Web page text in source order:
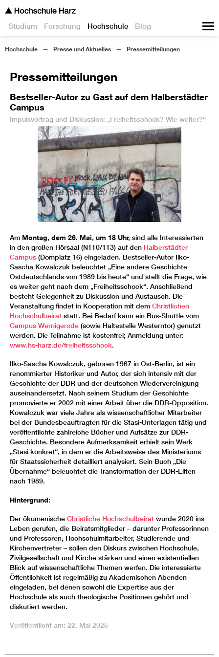
Studium Forschung Hochschule Blog
Hochschule Presse und Aktuelles Pressemitteilungen
Pressemitteilungen
Bestseller-Autor zu Gast auf dem Halberstädter
Campus
Impulsvortrag und Diskussion: „Freiheitsschock? Wie weiter?“
an der Hochschule Harz in Halberstadt; in seinem
Impulsvortrag beleuchtet er eine andere Geschichte
Ostdeutschlands von 1989 bis heute und fragt:
„Freiheitsschock? Wie weiter?“ Foto: Ekkovon
Schwichow
Am Montag, dem 26. Mai, um 18 Uhr, sind alle Interessierten
in den großen Hörsaal (N110/113) auf den Halberstädter
Campus (Domplatz 16) eingeladen. Bestseller-Autor Ilko-
Sascha Kowalczuk beleuchtet „Eine andere Geschichte
Ostdeutschlands von 1989 bis heute“ und stellt die Frage, wie
es weiter geht nach dem „Freiheitsschock“. Anschließend
besteht Gelegenheit zu Diskussion und Austausch. Die
Veranstaltung findet in Kooperation mit dem Christlichen
Hochschulbeirat statt. Bei Bedarf kann ein Bus-Shuttle vom
Campus Wernigerode (sowie Haltestelle Westerntor) genutzt
werden. Die Teilnahme ist kostenfrei; Anmeldung unter:
www.hs-harz.de/freiheitsschock.
Ilko-Sascha Kowalczuk, geboren 1967 in Ost-Berlin, ist ein
renommierter Historiker und Autor, der sich intensiv mit der
Geschichte der DDR und der deutschen Wiedervereinigung
auseinandersetzt. Nach seinem Studium der Geschichte
promovierte er 2002 mit einer Arbeit über die DDR-Opposition.
Kowalczuk war viele Jahre als wissenschaftlicher Mitarbeiter
bei der Bundesbeauftragten für die Stasi-Unterlagen tätig und
veröffentlichte zahlreiche Bücher und Aufsätze zur DDR-
Geschichte. Besondere Aufmerksamkeit erhielt sein Werk
„Stasi konkret“, in dem er die Arbeitsweise des Ministeriums
für Staatssicherheit detailliert analysiert. Sein Buch „Die
Übernahme“ beleuchtet die Transformation der DDR-Eliten
nach 1989.
Hintergrund:
Der ökumenische Christliche Hochschulbeirat wurde 2020 ins
Leben gerufen, die Beiratsmitglieder – darunter Professorinnen
und Professoren, Hochschulmitarbeiter, Studierende und
Kirchenvertreter – sollen den Diskurs zwischen Hochschule,
Zivilgesellschaft und Kirche stärken und einen existentiellen
Blick auf wissenschaftliche Themen werfen. Die interessierte
Öffentlichkeit ist regelmäßig zu Akademischen Abenden
eingeladen, bei denen sowohl die Expertise aus der
Hochschule als auch theologische Positionen gehört und
diskutiert werden.
Veröffentlicht am: 22. Mai 2025